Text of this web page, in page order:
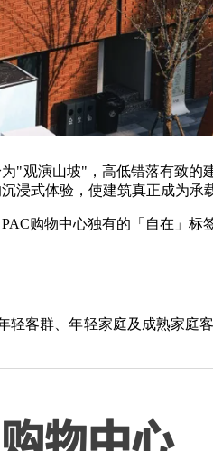
"观演山坡"，高低错落有致
浸式体验，使建筑真正成为承
购物中心独有的「自在」标
轻客群、年轻家庭及成熟家